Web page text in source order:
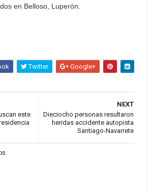
en Belloso, Luperón.
Twitter Google+
NEXT
Dieciocho personas resultaron
heridas accidente autopista
Santiago-Navarrete
este